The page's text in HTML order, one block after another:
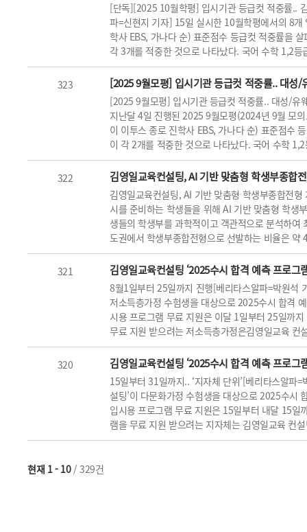
[단독][2025 10월학평] 입시기관 등급컷 적중률..
파=신현지 기자] 15일 실시한 10월학평에서의 8
학사 EBS, 가나다 순) 표준점수 등급컷 적중률을
각 3개를 적중한 것으로 나타났다. 국어 수학 1,2
323 [2025 9월모평] 입시기관 등급컷 적중률.. 대성/
[2025 9월모평] 입시기관 등급컷 적중률.. 대성/유
지난달 4일 진행된 2025 9월모평(2024년 9월 모
이 이투스 종로 진학사 EBS, 가나다 순) 표준점수
이 각 2개를 적중한 것으로 나타났다. 국어 수학
322 김영일교육컨설팅, AI 기반 맞춤형 학생부종합
김영일교육컨설팅, AI 기반 맞춤형 학생부종합전
시를 준비하는 학생들을 위해 AI 기반 맞춤형 학생
생들의 학생부를 과학적이고 객관적으로 분석하
도권에서 학생부종합전형으로 선발하는 비율은 약
321 김영일교육컨설팅 ‘2025수시 합격 예측 프로그
8월1일부터 25일까지 진행[베리타스알파=박원석
저소득층가정 수험생을 대상으로 2025수시 합격
시용 프로그램 무료 지원은 이달 1일부터 25일까
무료 지원 받으려는 저소득층가정은김영일교육 컨
320 김영일교육컨설팅 ‘2025수시 합격 예측 프로그
15일부터 31일까지.. ‘지자체 단위’[베리타스알파
설팅’이 다문화가정 수험생을 대상으로 2025수시
입시용 프로그램 무료 지원은 15일부터 내달 15일
램을 무료 지원 받으려는 지자체는 김영일교육 컨
현재 1 - 10/ 329건